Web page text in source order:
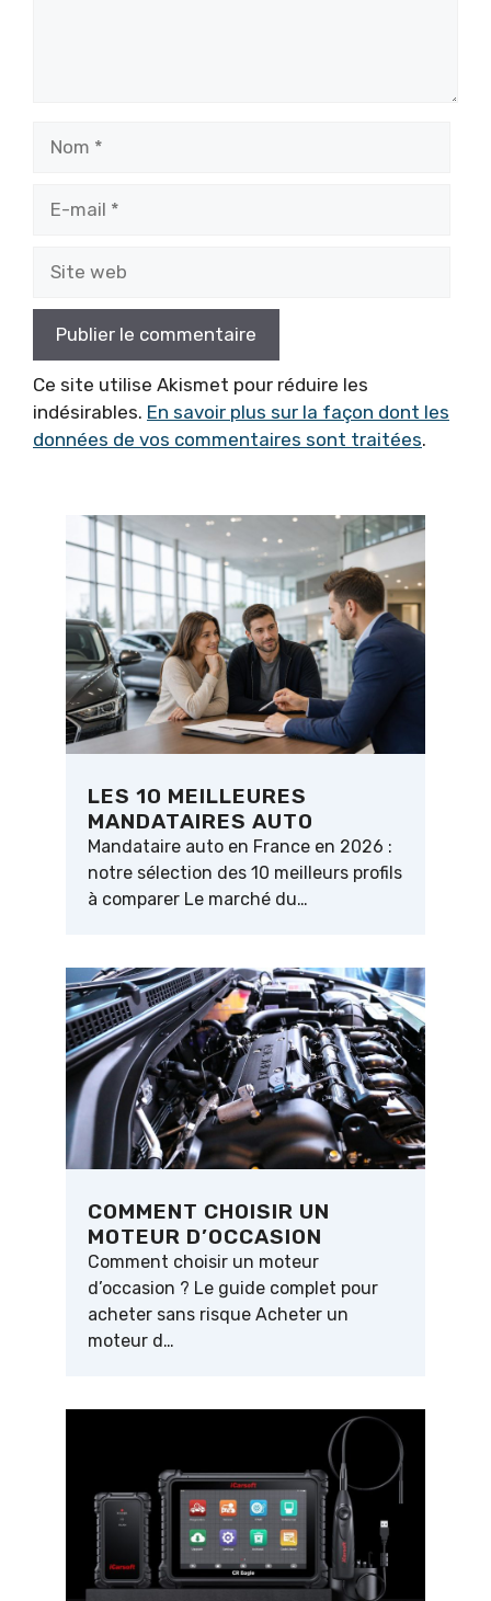
Ce site utilise Akismet pour réduire les
indésirables. En savoir plus sur la façon dont les
données de vos commentaires sont traitées.
LES 10 MEILLEURES
MANDATAIRES AUTO
Mandataire auto en France en 2026 :
notre sélection des 10 meilleurs profils
à comparer Le marché du…
COMMENT CHOISIR UN
MOTEUR D’OCCASION
Comment choisir un moteur
d’occasion ? Le guide complet pour
acheter sans risque Acheter un
moteur d…